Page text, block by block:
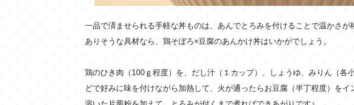
一品で済ませられる手軽な丼ものは、あんでとろみを付けることで温かさが
ありそうな具材なら、鶏そぼろ×豆腐のあんかけ丼はいかがでしょう。
鶏のひき肉（100ｇ程度）を、だし汁（１カップ）、しょうゆ、みりん（各
どで好みに味を付けながら加熱して、火が通ったらお豆腐（半丁程度）を